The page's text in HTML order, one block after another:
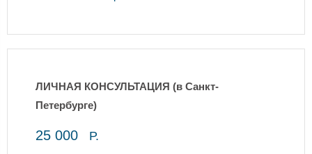
ЛИЧНАЯ КОНСУЛЬТАЦИЯ (в Санкт-
Петербурге)
25 000 Р.